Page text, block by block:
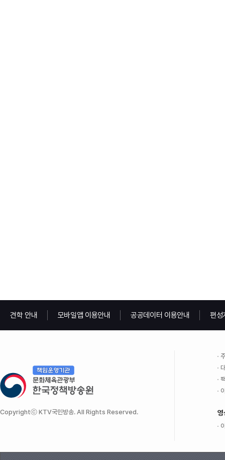
견학 안내 모바일앱 이용안내 공공데이터 이용안내 편성
Copyrightⓒ KTV국민방송. All Rights Reserved. 영